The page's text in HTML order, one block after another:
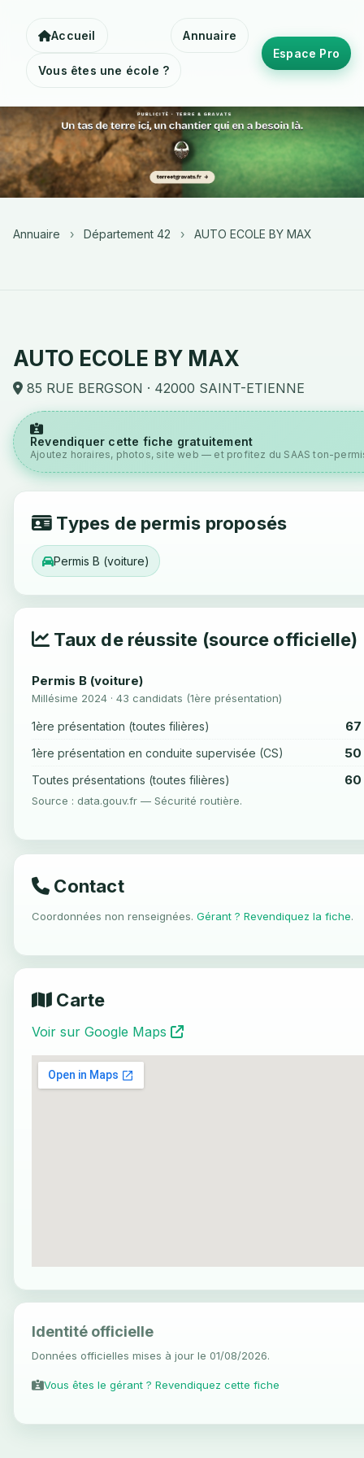
Accueil Annuaire
Vous êtes une école ?
Espace Pro
Annuaire › Département 42 › AUTO ECOLE BY MAX
AUTO ECOLE BY MAX
85 RUE BERGSON · 42000 SAINT-ETIENNE
Revendiquer cette fiche gratuitement
Ajoutez horaires, photos, site web — et profitez du SAAS ton-
Types de permis proposés
Permis B (voiture)
Taux de réussite (source officielle)
Permis B (voiture)
Millésime 2024 · 43 candidats (1ère présentation)
1ère présentation (toutes filières) 67
1ère présentation en conduite supervisée (CS) 50
Toutes présentations (toutes filières) 60
Source : data.gouv.fr — Sécurité routière.
Contact
Coordonnées non renseignées. Gérant ? Revendiquez la fiche.
Carte
Voir sur Google Maps
Identité officielle
Données officielles mises à jour le 01/08/2026.
Vous êtes le gérant ? Revendiquez cette fiche